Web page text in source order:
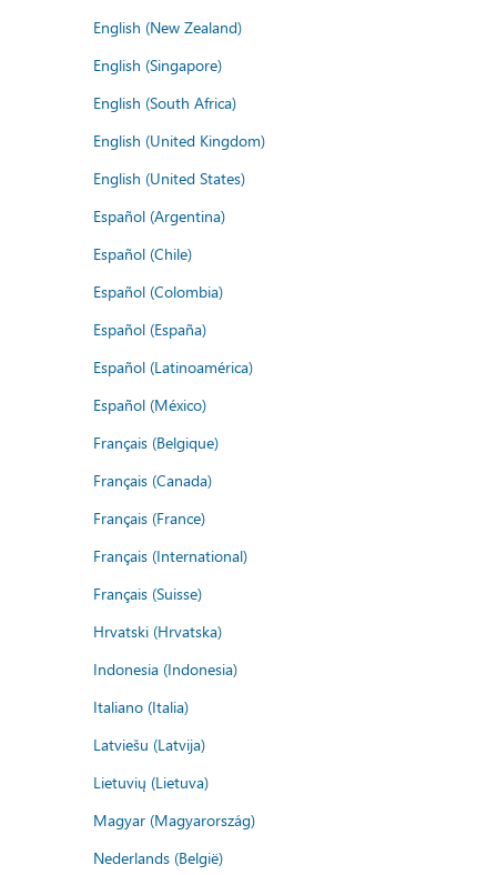
English (New Zealand)
English (Singapore)
English (South Africa)
English (United Kingdom)
English (United States)
Español (Argentina)
Español (Chile)
Español (Colombia)
Español (España)
Español (Latinoamérica)
Español (México)
Français (Belgique)
Français (Canada)
Français (France)
Français (International)
Français (Suisse)
Hrvatski (Hrvatska)
Indonesia (Indonesia)
Italiano (Italia)
Latviešu (Latvija)
Lietuvių (Lietuva)
Magyar (Magyarország)
Nederlands (België)